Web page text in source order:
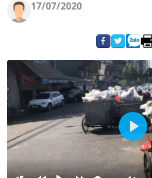
17/07/2020
Play